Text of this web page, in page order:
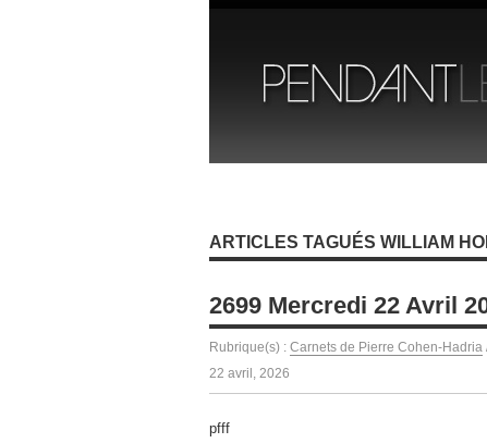
ARTICLES TAGUÉS WILLIAM
2699 Mercredi 22 Avril
Rubrique(s) : Carnets de Pierre Cohen-Hadria
22 avril, 2026
pfff